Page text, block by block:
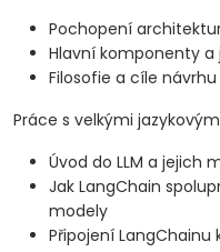
Pochopení
Hlavní komponenty a
Filosofie a cíle
Práce s velkými
Úvod do LLM a jejich
Jak LangChain
modely
Připojení LangChainu